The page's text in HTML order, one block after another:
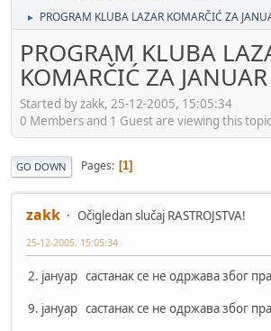
► PROGRAM KLUBA LAZAR KOMARČIĆ ZA
PROGRAM KLUBA
KOMARČIĆ ZA
Started by zakk, 25-12-2005, 15:05:34
0 Members and 1 Guest are viewing this
GO DOWN Pages 1
zakk Očigledan slučaj RASTROJSTVA!
25-12-2005, 15:05:34
2. јануар састанак се не одржава због
9. јануар састанак се не одржава због